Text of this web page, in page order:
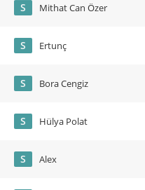
S Mithat Can Özer
S Ertunç
S Bora Cengiz
S Hülya Polat
S Alex